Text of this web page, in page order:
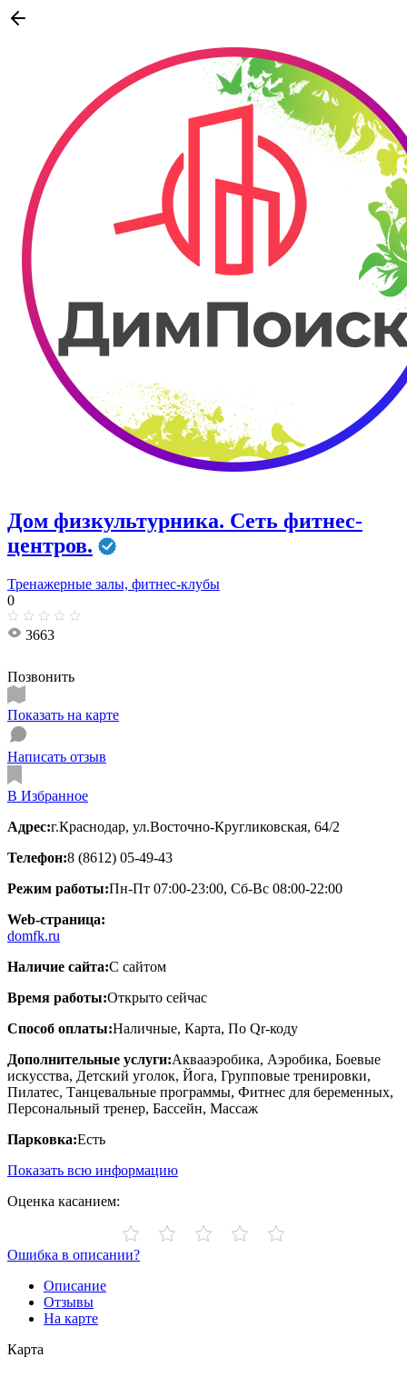
Дом физкультурника. Сеть фитнес-
центров.
Тренажерные залы, фитнес-клубы
0
3663
Позвонить
Показать на карте
Написать отзыв
В Избранное
Адрес:г.Краснодар, ул.Восточно-Кругликовская, 64/2
Телефон:8 (8612) 05-49-43
Режим работы:Пн-Пт 07:00-23:00, Сб-Вс 08:00-22:00
Web-страница:
domfk.ru
Наличие сайта:С сайтом
Время работы:Открыто сейчас
Способ оплаты:Наличные, Карта, По Qr-коду
Дополнительные услуги:Аквааэробика, Аэробика, Боевые
искусства, Детский уголок, Йога, Групповые тренировки,
Пилатес, Танцевальные программы, Фитнес для беременных,
Персональный тренер, Бассейн, Массаж
Парковка:Есть
Показать всю информацию
Оценка касанием:
Ошибка в описании?
Описание
Отзывы
На карте
Карта